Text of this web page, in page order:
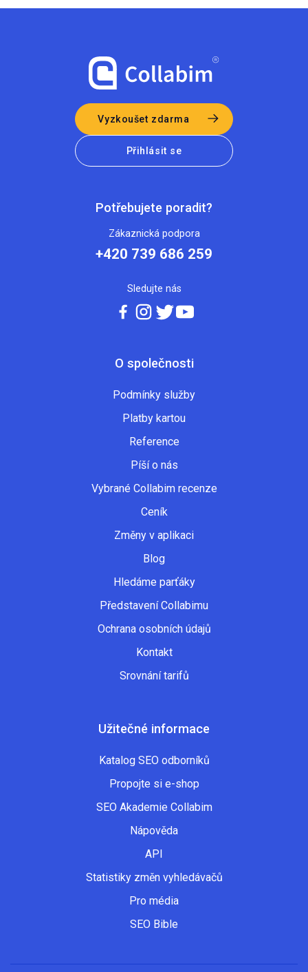
Vyzkoušet zdarma
Přihlásit se
O společnosti
Podmínky služby
Platby kartou
Reference
Píší o nás
Vybrané Collabim recenze
Ceník
Změny v aplikaci
Blog
Hledáme parťáky
Představení Collabimu
Ochrana osobních údajů
Kontakt
Srovnání tarifů
Užitečné informace
Katalog SEO odborníků
Propojte si e-shop
SEO Akademie Collabim
Nápověda
API
Statistiky změn vyhledávačů
Pro média
SEO Bible
Potřebujete poradit?
Zákaznická podpora
+420 739 686 259
Sledujte nás